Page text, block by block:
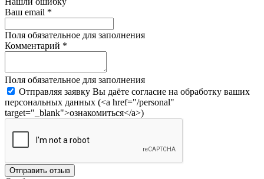
Ваш email *
Поля обязательное для заполнения
Комментарий *
Поля обязательное для заполнения
Отправляя заявку Вы даёте согласие на обработку ваших
персональных данных (<a href="/personal"
target="_blank">ознакомиться</a>)
Отправить отзыв